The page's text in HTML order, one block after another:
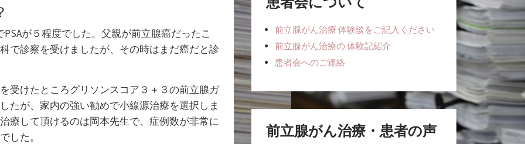
が５程度でした。父親が前立腺癌だったこ
で診察を受けましたが、その時はまだ癌だと診
受けたところグリソンスコア３＋３の前立腺ガ
たが、家内の強い勧めで小線源治療を選択しま
療して頂けるのは岡本先生で、症例数が非常に
した。
前立腺がん治療 体験談をご記入ください
前立腺がん治療の 体験記紹介
患者会へのご連絡
前立腺がん治療・患者の声